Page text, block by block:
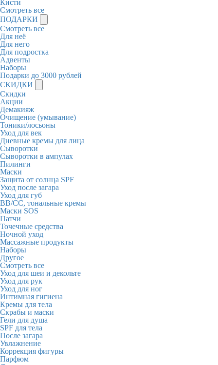
Кисти
Смотреть все
ПОДАРКИ
Смотреть все
Для неё
Для него
Для подростка
Адвенты
Наборы
Подарки до 3000 рублей
СКИДКИ
Скидки
Акции
Демакияж
Очищение (умывание)
Тоники/лосьоны
Уход для век
Дневные кремы для лица
Сыворотки
Сыворотки в ампулах
Пилинги
Маски
Защита от солнца SPF
Уход после загара
Уход для губ
BB/CC, тональные кремы
Маски SOS
Патчи
Точечные средства
Ночной уход
Массажные продукты
Наборы
Другое
Смотреть все
Уход для шеи и декольте
Уход для рук
Уход для ног
Интимная гигиена
Кремы для тела
Скрабы и маски
Гели для душа
SPF для тела
После загара
Увлажнение
Коррекция фигуры
Парфюм